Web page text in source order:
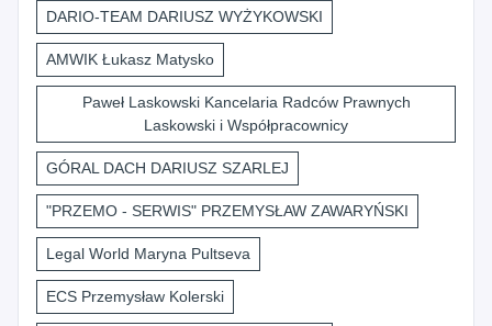
DARIO-TEAM DARIUSZ WYŻYKOWSKI
AMWIK Łukasz Matysko
Paweł Laskowski Kancelaria Radców Prawnych
Laskowski i Współpracownicy
GÓRAL DACH DARIUSZ SZARLEJ
"PRZEMO - SERWIS" PRZEMYSŁAW ZAWARYŃSKI
Legal World Maryna Pultseva
ECS Przemysław Kolerski